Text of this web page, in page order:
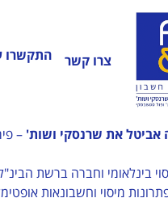
צרו קשר התקשרו
אביטל את שרנסקי ושות'
בינלאומי וחברה ברשת
מיסוי וחשבונאות